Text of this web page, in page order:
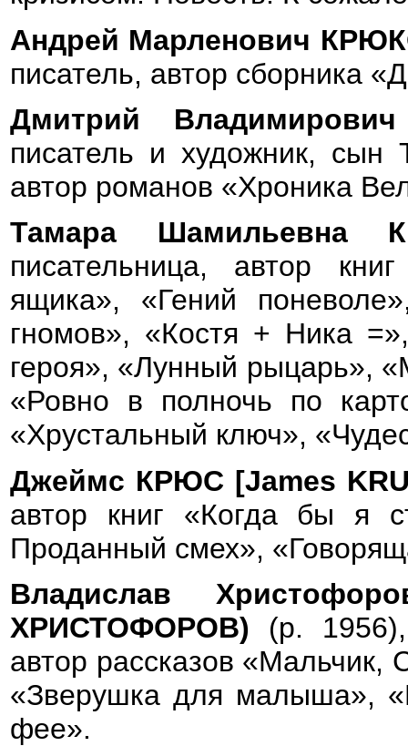
Андрей Марленович
писатель, автор сборника
Дмитрий
писатель и художник, сын
автор романов «Хроника
Тамара
писательница, автор
ящика», «Гений
гномов», «Костя + Ника
героя», «Лунный рыцарь»,
«Ровно в полночь по
«Хрустальный ключ»,
Джеймс КРЮС [James
автор книг «Когда бы я
Проданный смех»,
Владислав
ХРИСТОФОРОВ) (р.
автор рассказов
«Зверушка для малыша»,
фее».